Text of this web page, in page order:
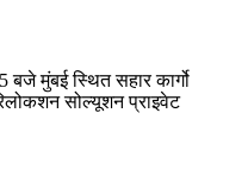
बजे मुंबई स्थित सहार कार्गो
सोल्यूशन प्राइवेट